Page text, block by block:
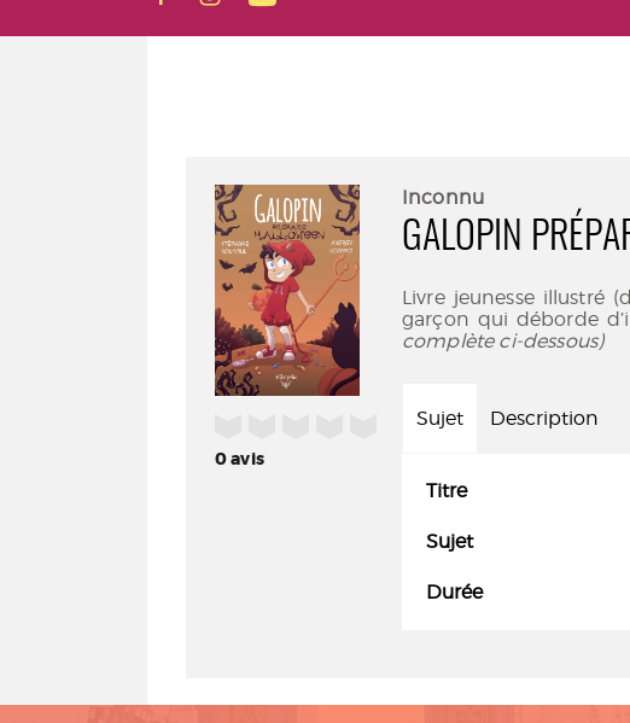
0avis
Inconnu
GALOPIN
Livre jeunesse illustré
garçon qui déborde
complète ci-dessous)
Sujet Description
Titre
Sujet
Durée